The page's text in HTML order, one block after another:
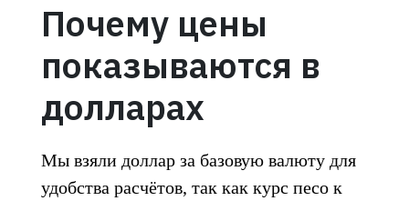
Почему цены
показываются в
долларах
Мы взяли доллар за базовую валюту для
удобства расчётов, так как курс песо к